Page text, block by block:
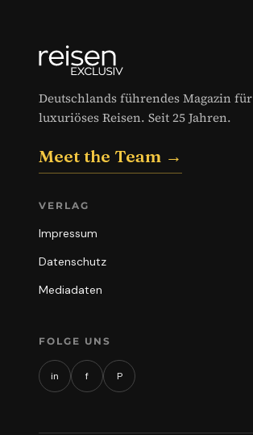
Deutschlands führendes Magazin für
luxuriöses Reisen. Seit 25 Jahren.
Meet the Team →
VERLAG
Impressum
Datenschutz
Mediadaten
FOLGE UNS
in f P